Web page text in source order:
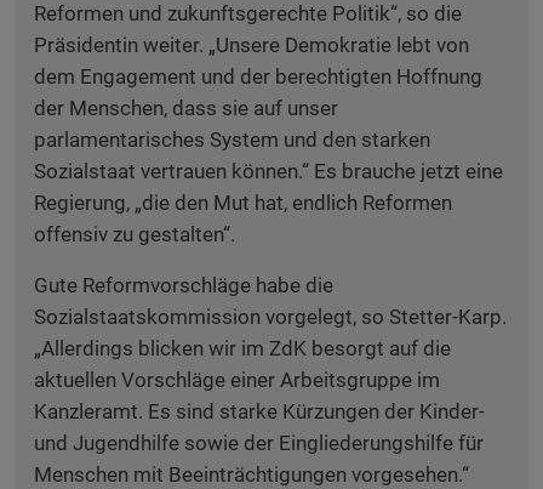
Reformen und zukunftsgerechte Politik“, so die
Präsidentin weiter. „Unsere Demokratie lebt von
dem Engagement und der berechtigten Hoffnung
der Menschen, dass sie auf unser
parlamentarisches System und den starken
Sozialstaat vertrauen können.“ Es brauche jetzt eine
Regierung, „die den Mut hat, endlich Reformen
offensiv zu gestalten“.
Gute Reformvorschläge habe die
Sozialstaatskommission vorgelegt, so Stetter-Karp.
„Allerdings blicken wir im ZdK besorgt auf die
aktuellen Vorschläge einer Arbeitsgruppe im
Kanzleramt. Es sind starke Kürzungen der Kinder-
und Jugendhilfe sowie der Eingliederungshilfe für
Menschen mit Beeinträchtigungen vorgesehen.“